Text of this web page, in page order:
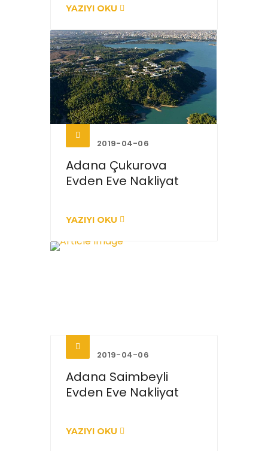
YAZIYI OKU
2019-04-06
Adana Çukurova
Evden Eve Nakliyat
YAZIYI OKU
2019-04-06
Adana Saimbeyli
Evden Eve Nakliyat
YAZIYI OKU